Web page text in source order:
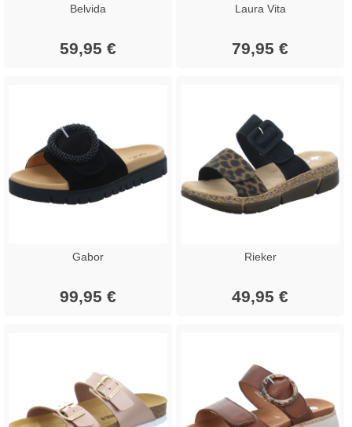
Belvida
59,95 €
Laura Vita
79,95 €
Gabor
99,95 €
Rieker
49,95 €